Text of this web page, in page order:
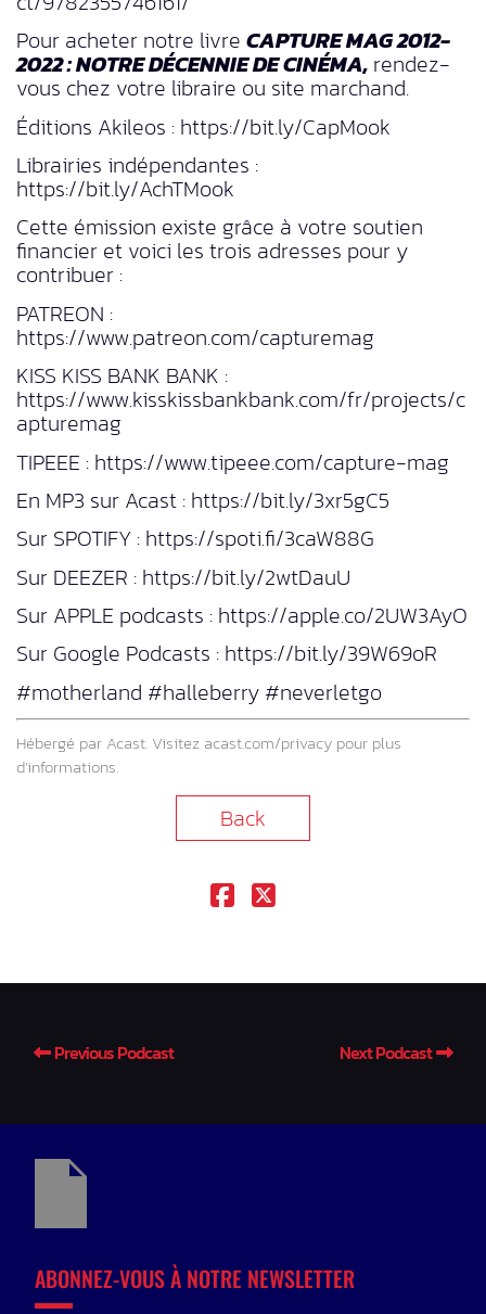
Pour acheter notre livre CAPTURE MAG 2012-
2022 : NOTRE DÉCENNIE DE CINÉMA, rendez-
vous chez votre libraire ou site marchand.
Éditions Akileos : https://bit.ly/CapMook
Librairies indépendantes :
https://bit.ly/AchTMook
Cette émission existe grâce à votre soutien
financier et voici les trois adresses pour y
contribuer :
PATREON :
https://www.patreon.com/capturemag
KISS KISS BANK BANK :
https://www.kisskissbankbank.com/fr/projects/c
apturemag
TIPEEE : https://www.tipeee.com/capture-mag
En MP3 sur Acast : https://bit.ly/3xr5gC5
Sur SPOTIFY : https://spoti.fi/3caW88G
Sur DEEZER : https://bit.ly/2wtDauU
Sur APPLE podcasts : https://apple.co/2UW3AyO
Sur Google Podcasts : https://bit.ly/39W69oR
#motherland #halleberry #neverletgo
Hébergé par Acast. Visitez acast.com/privacy pour plus
d’informations.
Back
Previous Podcast Next Podcast
ABONNEZ-VOUS À NOTRE NEWSLETTER